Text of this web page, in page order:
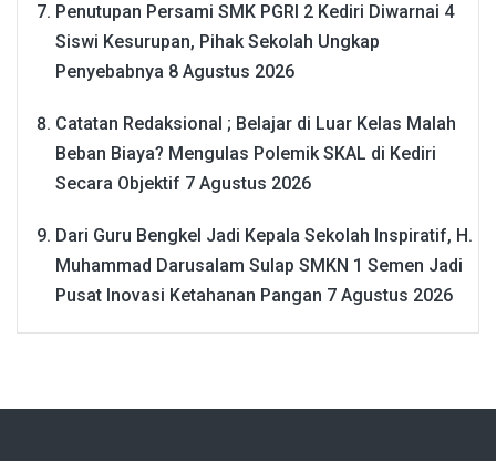
Penutupan Persami SMK PGRI 2 Kediri Diwarnai 4
Siswi Kesurupan, Pihak Sekolah Ungkap
Penyebabnya 8 Agustus 2026
Catatan Redaksional ; Belajar di Luar Kelas Malah
Beban Biaya? Mengulas Polemik SKAL di Kediri
Secara Objektif 7 Agustus 2026
Dari Guru Bengkel Jadi Kepala Sekolah Inspiratif, H.
Muhammad Darusalam Sulap SMKN 1 Semen Jadi
Pusat Inovasi Ketahanan Pangan 7 Agustus 2026